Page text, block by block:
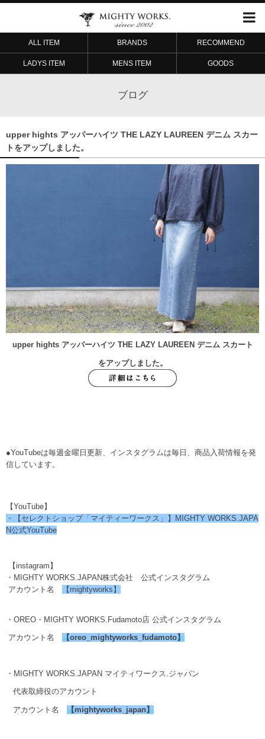
ALL ITEM BRANDS RECOMMEND
LADYS ITEM MENS ITEM GOODS
ブログ
upper hights アッパーハイツ THE LAZY LAUREEN デニム スカー
トをアップしました。
upper hights アッパーハイツ THE LAZY LAUREEN デニム スカート
をアップしました。
●YouTubeは毎週金曜日更新、インスタグラムは毎日、商品入荷情報を発
信しています。
【YouTube】
・【セレクトショップ「マイティーワークス」】MIGHTY WORKS.JAPA
N公式YouTube
【instagram】
・MIGHTY WORKS.JAPAN株式会社 公式インスタグラム
アカウント名
【mightyworks】
・OREO・MIGHTY WORKS.Fudamoto店 公式インスタグラム
アカウント名 【oreo_mightyworks_fudamoto】
・MIGHTY WORKS.JAPAN マイティワークス.ジャパン
代表取締役のアカウント
アカウント名 【mightyworks_japan】